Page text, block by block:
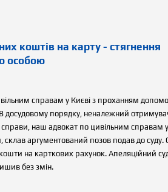
коштів на карту - стягнення
особою
справам у Києві з проханням
порядку, неналежний
наш адвокат по цивільним справам у
склав аргументований позов подав до суду.
на карткових рахунок. Апеляційний
без змін.